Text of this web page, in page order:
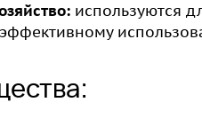
используются
эффективному